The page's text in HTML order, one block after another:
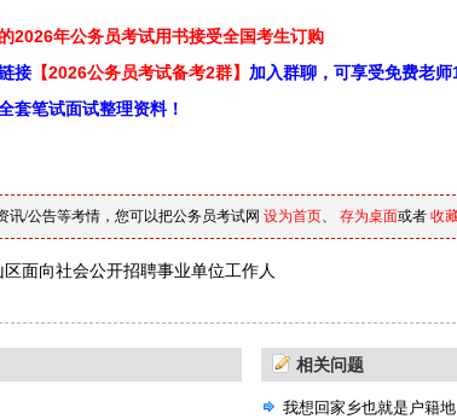
2026年公务员考试用书接受全国考生订购
接 【2026公务员考试备考2群】 加入群聊，可享受免费老
套笔试面试整理资料！
讯/公告等考情，您可以把公务员考试网 设为首页、 存为桌面或者 收
面向社会公开招聘事业单位工作人
相关问题
我想回家乡也就是户籍